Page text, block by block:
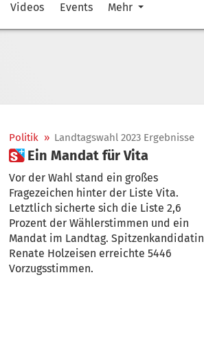
Videos Events Mehr
Politik » Landtagswahl 2023 Ergebnisse
 Ein Mandat für Vita
Vor der Wahl stand ein großes
Fragezeichen hinter der Liste Vita.
Letztlich sicherte sich die Liste 2,6
Prozent der Wählerstimmen und ein
Mandat im Landtag. Spitzenkandidatin
Renate Holzeisen erreichte 5446
Vorzugsstimmen.